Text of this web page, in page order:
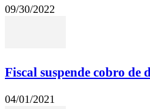
09/30/2022
Fiscal suspende cobro de
04/01/2021